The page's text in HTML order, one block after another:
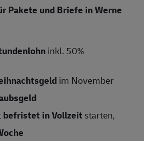
Pakete und Briefe in Werne
inkl. 50%
im November
befristet in Vollzeit starten,